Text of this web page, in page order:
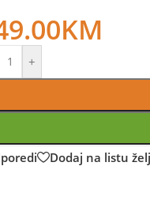
KM
+
Dodaj na listu